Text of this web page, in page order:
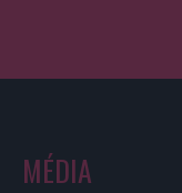
MÉDIA